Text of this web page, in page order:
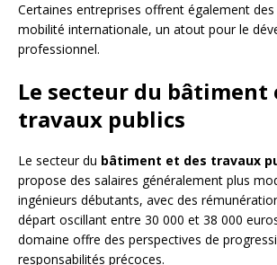
Certaines entreprises offrent également
mobilité internationale, un atout pour le
professionnel.
Le secteur du bâtiment
travaux publics
Le secteur du bâtiment et des travaux
propose des salaires généralement plus
ingénieurs débutants, avec des
départ oscillant entre 30 000 et 38 000
domaine offre des perspectives de
responsabilités précoces.